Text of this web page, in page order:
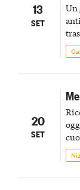
13
SET
Un
20
SET